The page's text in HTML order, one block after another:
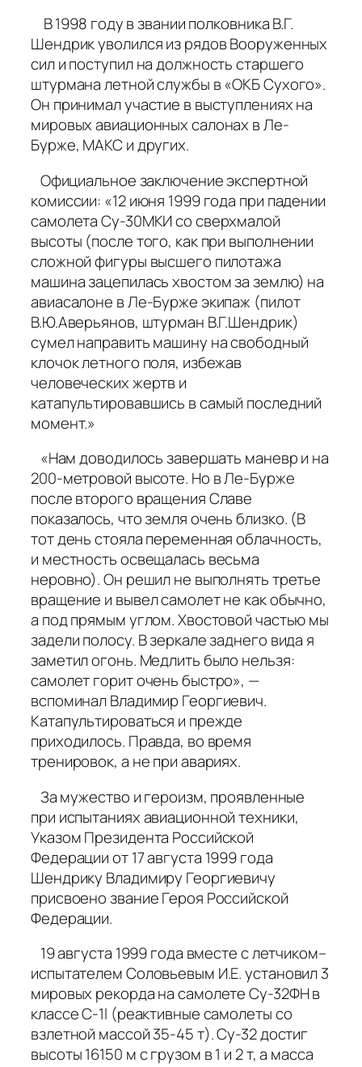
В 1998 году в звании полковника В.Г.
Шендрик уволился из рядов Вооруженных
сил и поступил на должность старшего
штурмана летной службы в «ОКБ Сухого».
Он принимал участие в выступлениях на
мировых авиационных салонах в Ле-
Бурже, МАКС и других.
Официальное заключение экспертной
комиссии: «12 июня 1999 года при падении
самолета Су-30МКИ со сверхмалой
высоты (после того, как при выполнении
сложной фигуры высшего пилотажа
машина зацепилась хвостом за землю) на
авиасалоне в Ле-Бурже экипаж (пилот
В.Ю.Аверьянов, штурман В.Г.Шендрик)
сумел направить машину на свободный
клочок летного поля, избежав
человеческих жертв и
катапультировавшись в самый последний
момент.»
«Нам доводилось завершать маневр и на
200-метровой высоте. Но в Ле-Бурже
после второго вращения Славе
показалось, что земля очень близко. (В
тот день стояла переменная облачность,
и местность освещалась весьма
неровно). Он решил не выполнять третье
вращение и вывел самолет не как обычно,
а под прямым углом. Хвостовой частью мы
задели полосу. В зеркале заднего вида я
заметил огонь. Медлить было нельзя:
самолет горит очень быстро», —
вспоминал Владимир Георгиевич.
Катапультироваться и прежде
приходилось. Правда, во время
тренировок, а не при авариях.
За мужество и героизм, проявленные
при испытаниях авиационной техники,
Указом Президента Российской
Федерации от 17 августа 1999 года
Шендрику Владимиру Георгиевичу
присвоено звание Героя Российской
Федерации.
19 августа 1999 года вместе с летчиком–
испытателем Соловьевым И.Е. установил 3
мировых рекорда на самолете Су-32ФН в
классе С-1l (реактивные самолеты со
взлетной массой 35-45 т). Су-32 достиг
высоты 16150 м с грузом в 1 и 2 т, а масса